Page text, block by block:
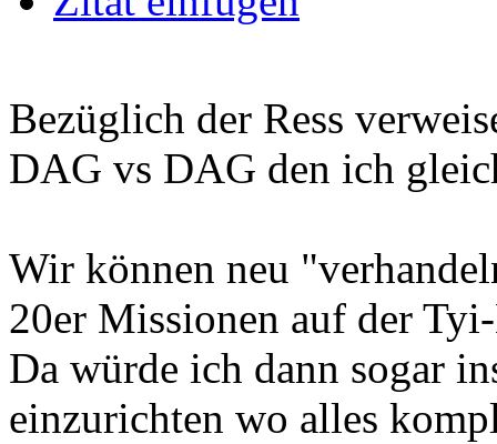
Bezüglich der Ress
DAG vs DAG den ich
Wir können neu
20er Missionen auf der
Da würde ich dann sogar
einzurichten wo alles